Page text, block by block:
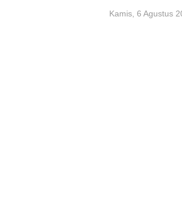
Kamis, 6 Agustus